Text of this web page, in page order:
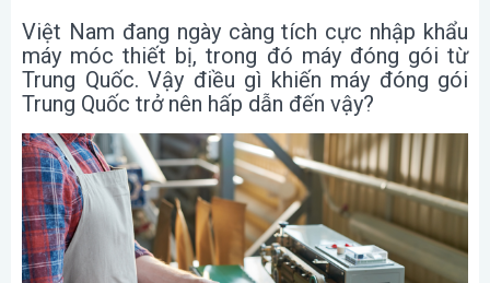
Việt Nam đang ngày càng tích cực nhập khẩu
máy móc thiết bị, trong đó máy đóng gói từ
Trung Quốc. Vậy điều gì khiến máy đóng gói
Trung Quốc trở nên hấp dẫn đến vậy?